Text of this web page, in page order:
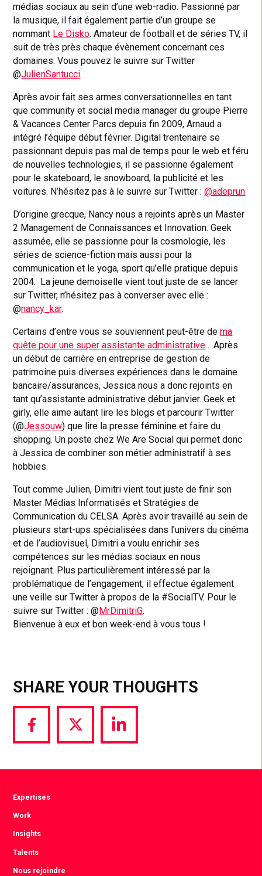
médias sociaux au sein d’une web-radio. Passionné par
la musique, il fait également partie d’un groupe se
nommant Le Disko. Amateur de football et de séries TV, il
suit de très près chaque évènement concernant ces
domaines. Vous pouvez le suivre sur Twitter
@JulienSantucci.
Après avoir fait ses armes conversationnelles en tant
que community et social media manager du groupe Pierre
& Vacances Center Parcs depuis fin 2009, Arnaud a
intégré l’équipe début février. Digital trentenaire se
passionnant depuis pas mal de temps pour le web et féru
de nouvelles technologies, il se passionne également
pour le skateboard, le snowboard, la publicité et les
voitures. N’hésitez pas à le suivre sur Twitter :@adeprun
D’origine grecque, Nancy nous a rejoints après un Master
2 Management de Connaissances et Innovation. Geek
assumée, elle se passionne pour la cosmologie, les
séries de science-fiction mais aussi pour la
communication et le yoga, sport qu’elle pratique depuis
2004. La jeune demoiselle vient tout juste de se lancer
sur Twitter, n’hésitez pas à converser avec elle :
@nancy_kar.
Certains d’entre vous se souviennent peut-être dema
quête pour une super assistante administrative… Après
un début de carrière en entreprise de gestion de
patrimoine puis diverses expériences dans le domaine
bancaire/assurances, Jessica nous a donc rejoints en
tant qu’assistante administrative début janvier. Geek et
girly, elle aime autant lire les blogs et parcourir Twitter
(@Jessouw) que lire la presse féminine et faire du
shopping. Un poste chez We Are Social qui permet donc
à Jessica de combiner son métier administratif à ses
hobbies.
Tout comme Julien, Dimitri vient tout juste de finir son
Master Médias Informatisés et Stratégies de
Communication du CELSA. Après avoir travaillé au sein de
plusieurs start-ups spécialisées dans l’univers du cinéma
et de l’audiovisuel, Dimitri a voulu enrichir ses
compétences sur les médias sociaux en nous
rejoignant. Plus particulièrement intéressé par la
problématique de l’engagement, il effectue également
une veille sur Twitter à propos de la #SocialTV. Pour le
suivre sur Twitter : @ MrDimitriG.
Bienvenue à eux et bon week-end à vous tous !
SHARE YOUR THOUGHTS
Share
via
Share
via
Share
via
Expertises
Work
Insights
Talents
Nous rejoindre